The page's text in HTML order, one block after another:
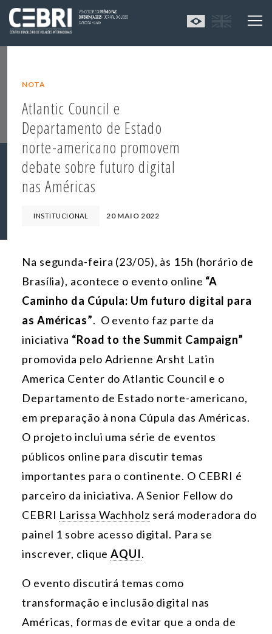
NOTA
Atlantic Council e
Departamento de Estado
norte-americano promovem
debate sobre futuro digital
nas Américas
INSTITUCIONAL 20 MAIO 2022
Na segunda-feira (23/05), às 15h (horário de
Brasília), acontece o evento online “A
Caminho da Cúpula: Um futuro digital para
as Américas”. O evento faz parte da
iniciativa “Road to the Summit Campaign”
promovida pelo Adrienne Arsht Latin
America Center do Atlantic Council e o
Departamento de Estado norte-americano,
em preparação à nona Cúpula das Américas.
O projeto inclui uma série de eventos
públicos online para discutir temas
importantes para o continente. O CEBRI é
parceiro da iniciativa. A Senior Fellow do
CEBRI Larissa Wachholz será moderadora do
painel 1 sobre acesso digital. Para se
inscrever, cliqueAQUI.
O evento discutirá temas como
transformação e inclusão digital nas
Américas, formas de evitar que a onda de